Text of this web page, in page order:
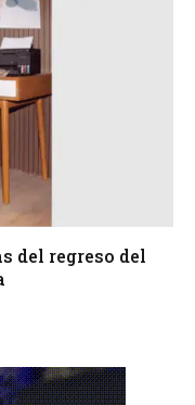
del regreso del